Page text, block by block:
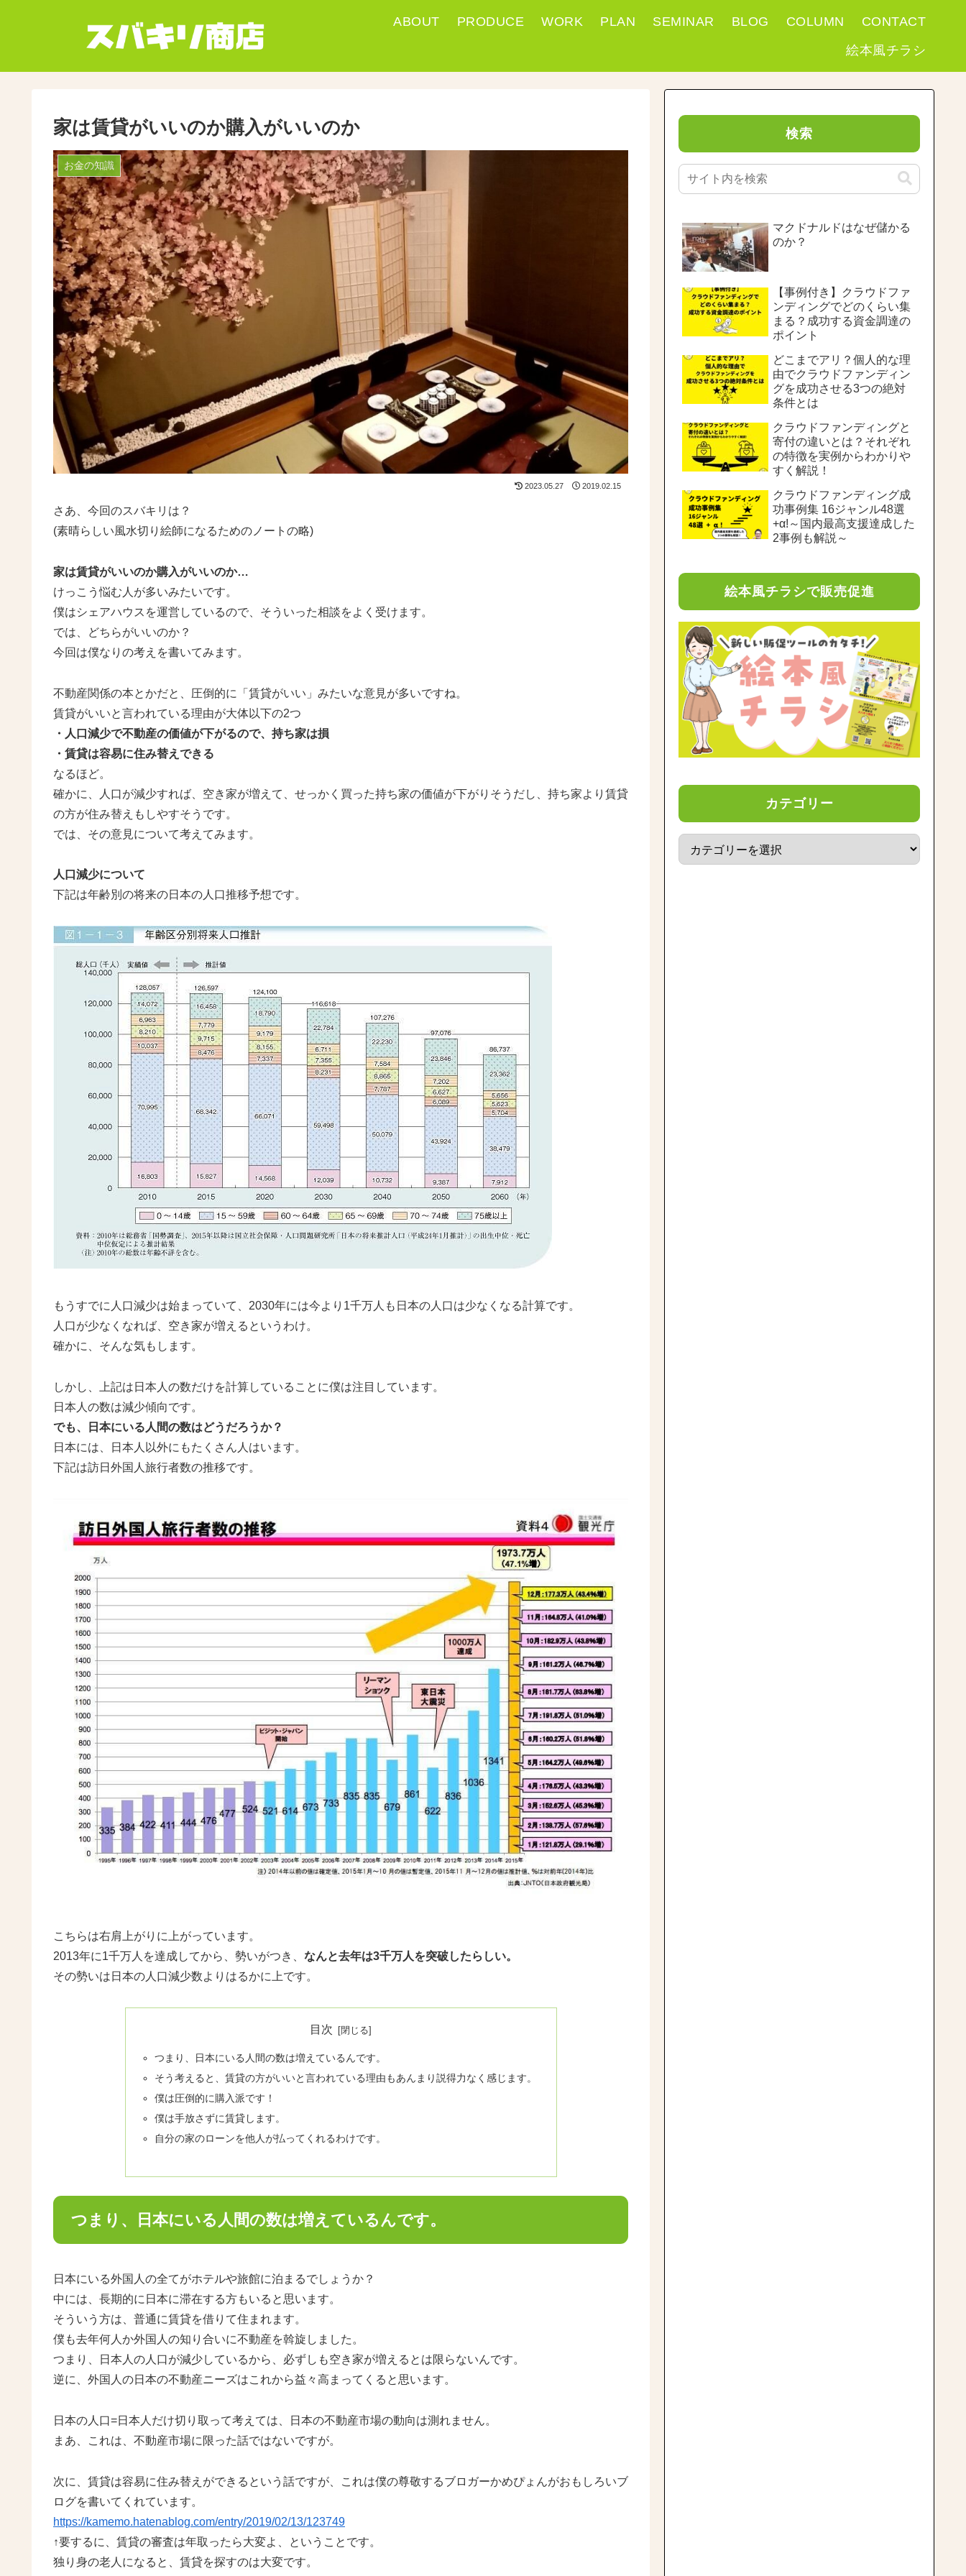
ABOUT PRODUCE WORK PLAN SEMINAR BLOG COLUMN
CONTACT
絵本風チラシ
家は賃貸がいいのか購入がいいのか
お金の知識
2023.05.27 2019.02.15
さあ、今回のスバキリは？
(素晴らしい風水切り絵師になるためのノートの略)
家は賃貸がいいのか購入がいいのか…
けっこう悩む人が多いみたいです。
僕はシェアハウスを運営しているので、そういった相談をよく受けます。
では、どちらがいいのか？
今回は僕なりの考えを書いてみます。
不動産関係の本とかだと、圧倒的に「賃貸がいい」みたいな意見が多いですね。
賃貸がいいと言われている理由が大体以下の2つ
・人口減少で不動産の価値が下がるので、持ち家は損
・賃貸は容易に住み替えできる
なるほど。
確かに、人口が減少すれば、空き家が増えて、せっかく買った持ち家の価値が下がりそうだし、持ち家より賃貸
の方が住み替えもしやすそうです。
では、その意見について考えてみます。
人口減少について
下記は年齢別の将来の日本の人口推移予想です。
もうすでに人口減少は始まっていて、2030年には今より1千万人も日本の人口は少なくなる計算です。
人口が少なくなれば、空き家が増えるというわけ。
確かに、そんな気もします。
しかし、上記は日本人の数だけを計算していることに僕は注目しています。
日本人の数は減少傾向です。
でも、日本にいる人間の数はどうだろうか？
日本には、日本人以外にもたくさん人はいます。
下記は訪日外国人旅行者数の推移です。
こちらは右肩上がりに上がっています。
2013年に1千万人を達成してから、勢いがつき、 なんと去年は3千万人を突破したらしい。
その勢いは日本の人口減少数よりはるかに上です。
目次
つまり、日本にいる人間の数は増えているんです。
そう考えると、賃貸の方がいいと言われている理由もあんまり説得力なく感じます。
僕は圧倒的に購入派です！
僕は手放さずに賃貸します。
自分の家のローンを他人が払ってくれるわけです。
つまり、日本にいる人間の数は増えているんです。
日本にいる外国人の全てがホテルや旅館に泊まるでしょうか？
中には、長期的に日本に滞在する方もいると思います。
そういう方は、普通に賃貸を借りて住まれます。
僕も去年何人か外国人の知り合いに不動産を斡旋しました。
つまり、日本人の人口が減少しているから、必ずしも空き家が増えるとは限らないんです。
逆に、外国人の日本の不動産ニーズはこれから益々高まってくると思います。
日本の人口=日本人だけ切り取って考えては、日本の不動産市場の動向は測れません。
まあ、これは、不動産市場に限った話ではないですが。
次に、賃貸は容易に住み替えができるという話ですが、これは僕の尊敬するブロガーかめぴょんがおもしろいブ
ログを書いてくれています。
https://kamemo.hatenablog.com/entry/2019/02/13/123749
↑要するに、賃貸の審査は年取ったら大変よ、ということです。
独り身の老人になると、賃貸を探すのは大変です。
検索
マクドナルドはなぜ儲かる
のか？
【事例付き】クラウドファ
ンディングでどのくらい集
まる？成功する資金調達の
ポイント
どこまでアリ？個人的な理
由でクラウドファンディン
グを成功させる3つの絶対
条件とは
クラウドファンディングと
寄付の違いとは？それぞれ
の特徴を実例からわかりや
すく解説！
クラウドファンディング成
功事例集 16ジャンル48選
+α!～国内最高支援達成した
2事例も解説～
絵本風チラシで販売促進
カテゴリー